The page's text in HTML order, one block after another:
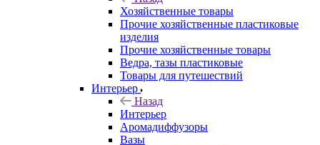
Хозяйственные товары
Прочие хозяйственные пластиковые
изделия
Прочие хозяйственные товары
Ведра, тазы пластиковые
Товары для путешествий
Интерьер
Назад
Интерьер
Аромадиффузоры
Вазы